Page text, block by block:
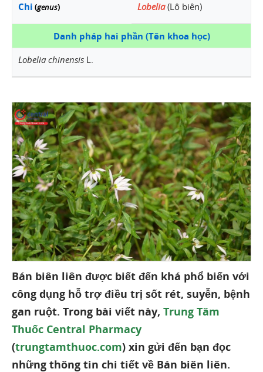
Chi (genus) Lobelia(Lô biên)
Danh pháp hai phần (Tên khoa học)
Lobelia chinensis L.
Bán biên liên được biết đến khá phổ biến với
công dụng hỗ trợ điều trị sốt rét, suyễn, bệnh
gan ruột. Trong bài viết này, Trung Tâm
Thuốc Central Pharmacy
(trungtamthuoc.com) xin gửi đến bạn đọc
những thông tin chi tiết về Bán biên liên.